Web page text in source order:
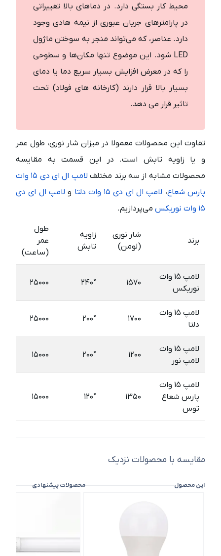
محیط کار بستگی دارد. در دماهای بالا تغییراتی
در پارامترهای جریان عبوری از نیمه هادی وجود
دارد. عناصر، که می‌تواند منجر به سوختن ماژول
LED شود. این موضوع تنها مکان‌ها و سطوحی
را که در معرض افزایش بسیار سریع دما یا دمای
بسیار بالا قرار دارند (کارخانه های فولاد) تحت
تاثیر قرار می دهد.
تفاوت این محصولات معمولا در میزان شار نوری، طول عمر
و یا زاویه تابش است. در این قسمت به مقایسه
محصولات مشابه از سه برند مختلف
لامپ ال ای دی ۱۵ وات
پارس شعاع، لامپ ال ای دی ۱۵ وات دلتا و لامپ ال ای دی
۱۵ وات نوریکس
می‌پردازیم.
برند
شار نوری
(لومن)
زاویه
تابش
طول
عمر
(ساعت)
لامپ ۱۵ وات
نوریکس
۱۵۷۰ ۲۴۰° ۲۵۰۰۰
لامپ ۱۵ وات
دلتا
۱۷۰۰ ۲۰۰° ۲۵۰۰۰
لامپ ۱۵ وات
لامپ نور
۱۲۰۰ ۲۰۰° ۱۵۰۰۰
لامپ ۱۵ وات
پارس شعاع
توس
۱۳۵۰ ۱۲۰° ۱۵۰۰۰
مقایسه با محصولات نزدیک
این محصول محصولات پیشنهادی